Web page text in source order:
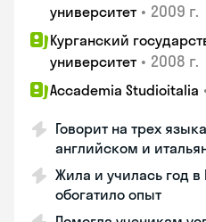
университет • 2009 г.
Курганский
университет • 2008 г.
Accademia Studioitalia
Говорит на трех
английском и
Жила и училась год в
обогатило опыт